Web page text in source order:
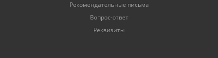
Рекомендательные письма
Вопрос-ответ
Реквизиты